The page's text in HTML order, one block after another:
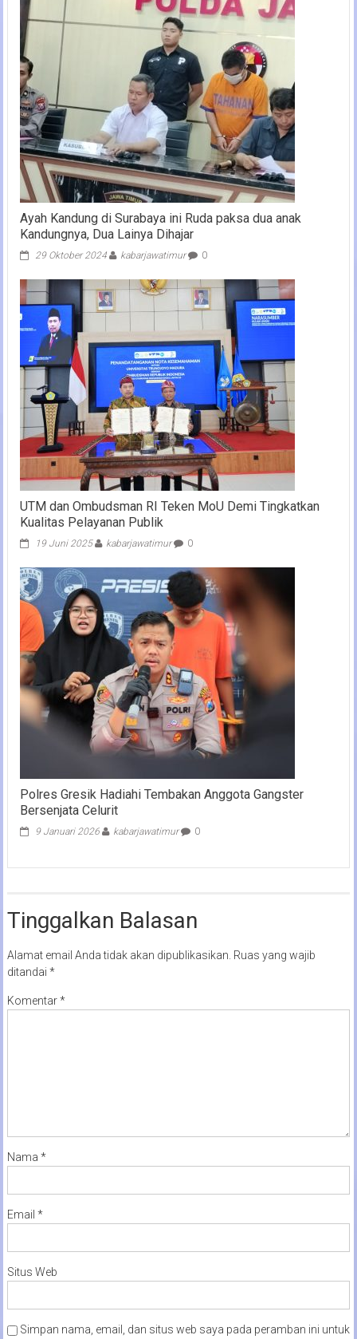
Ayah Kandung di Surabaya ini Ruda paksa dua anak
Kandungnya, Dua Lainya Dihajar
29 Oktober 2024 kabarjawatimur 0
UTM dan Ombudsman RI Teken MoU Demi Tingkatkan
Kualitas Pelayanan Publik
19 Juni 2025 kabarjawatimur 0
Polres Gresik Hadiahi Tembakan Anggota Gangster
Bersenjata Celurit
9 Januari 2026 kabarjawatimur 0
Tinggalkan Balasan
Alamat email Anda tidak akan dipublikasikan. Ruas yang wajib
ditandai *
Komentar*
Nama *
Email *
Situs Web
Simpan nama, email, dan situs web saya pada peramban ini untuk